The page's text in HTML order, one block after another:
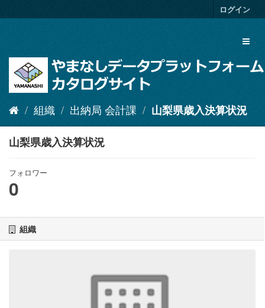
キ
ログイン
組織 出納局 会計課 山梨県歳入決算状況
山梨県歳入決算状況
フォロワー
0
組織